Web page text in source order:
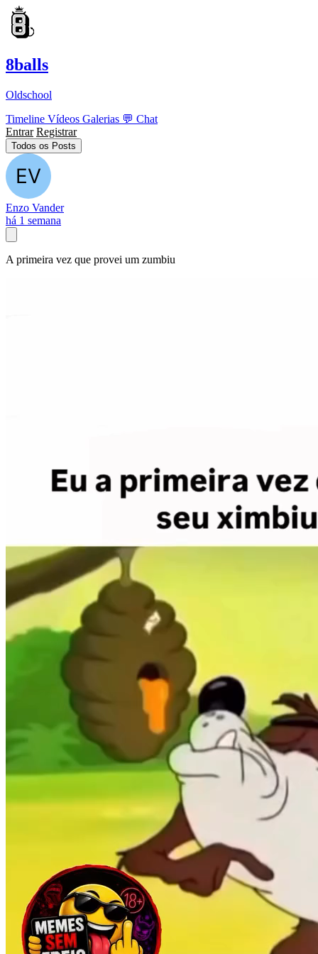
8balls
Oldschool
Timeline Vídeos Galerias 💬 Chat
Entrar Registrar
Todos os Posts
Enzo Vander
há 1 semana
A primeira vez que provei um zumbiu